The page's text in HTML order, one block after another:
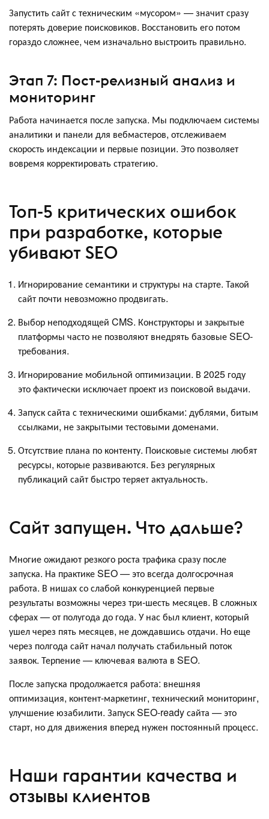
Запустить сайт с техническим «мусором» — значит сразу
потерять доверие поисковиков. Восстановить его потом
гораздо сложнее, чем изначально выстроить правильно.
Этап 7: Пост-релизный анализ и
мониторинг
Работа начинается после запуска. Мы подключаем системы
аналитики и панели для вебмастеров, отслеживаем
скорость индексации и первые позиции. Это позволяет
вовремя корректировать стратегию.
Топ-5 критических ошибок
при разработке, которые
убивают SEO
Игнорирование семантики и структуры на старте. Такой
сайт почти невозможно продвигать.
Выбор неподходящей CMS. Конструкторы и закрытые
платформы часто не позволяют внедрять базовые SEO-
требования.
Игнорирование мобильной оптимизации. В 2025 году
это фактически исключает проект из поисковой выдачи.
Запуск сайта с техническими ошибками: дублями, битым
ссылками, не закрытыми тестовыми доменами.
Отсутствие плана по контенту. Поисковые системы любят
ресурсы, которые развиваются. Без регулярных
публикаций сайт быстро теряет актуальность.
Сайт запущен. Что дальше?
Многие ожидают резкого роста трафика сразу после
запуска. На практике SEO — это всегда долгосрочная
работа. В нишах со слабой конкуренцией первые
результаты возможны через три-шесть месяцев. В сложных
сферах — от полугода до года. У нас был клиент, который
ушел через пять месяцев, не дождавшись отдачи. Но еще
через полгода сайт начал получать стабильный поток
заявок. Терпение — ключевая валюта в SEO.
После запуска продолжается работа: внешняя
оптимизация, контент-маркетинг, технический мониторинг,
улучшение юзабилити. Запуск SEO-ready сайта — это
старт, но для движения вперед нужен постоянный процесс.
Наши гарантии качества и
отзывы клиентов